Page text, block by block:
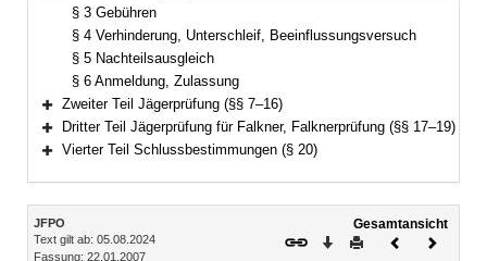
§ 3 Gebühren
§ 4 Verhinderung, Unterschleif, Beeinflussungsversuch
§ 5 Nachteilsausgleich
§ 6 Anmeldung, Zulassung
Bereich erweitern
Zweiter Teil Jägerprüfung (§§ 7–16)
Bereich erweitern
Dritter Teil Jägerprüfung für Falkner, Falknerprüfung (§§ 17–19)
Vierter Teil Schlussbestimmungen (§ 20)
Inhalt
JFPO
Text gilt ab: 05.08.2024
Fassung: 22.01.2007
Gesamtansicht
Download
DruckenVorheriges